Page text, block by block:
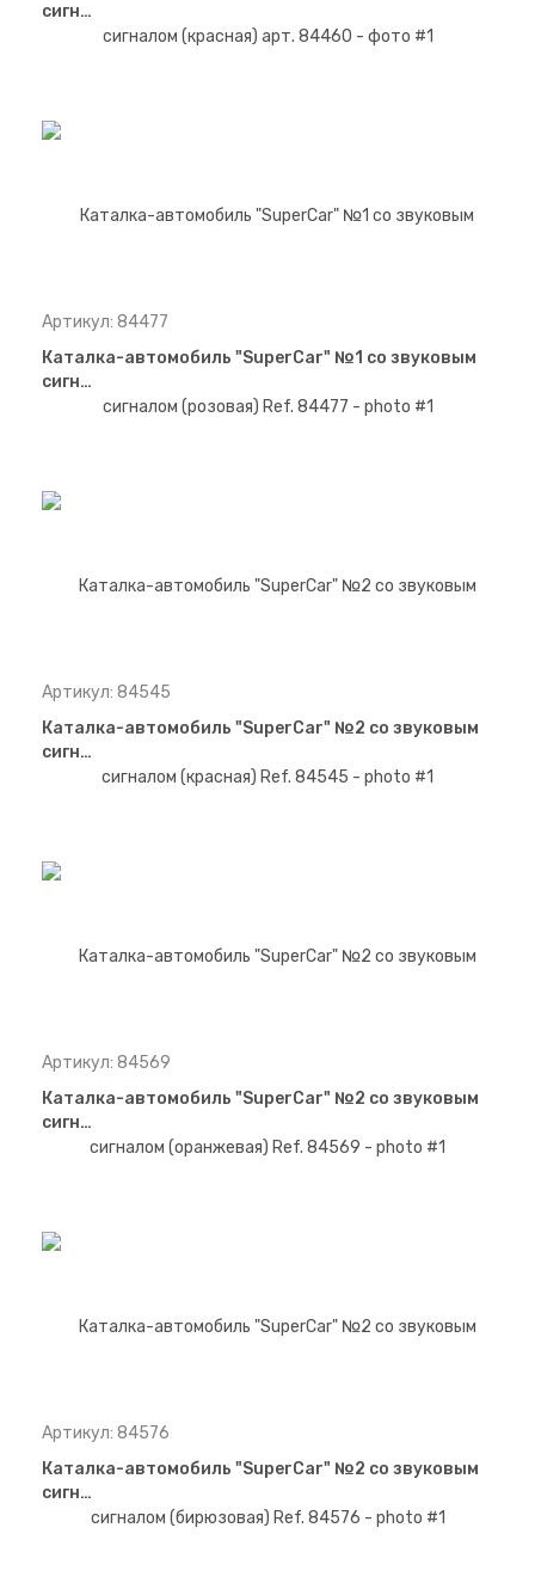
сигн…
Артикул: 84477
Каталка-автомобиль "SuperCar" №1 со звуковым
сигн…
Артикул: 84545
Каталка-автомобиль "SuperCar" №2 со звуковым
сигн…
Артикул: 84569
Каталка-автомобиль "SuperCar" №2 со звуковым
сигн…
Артикул: 84576
Каталка-автомобиль "SuperCar" №2 со звуковым
сигн…